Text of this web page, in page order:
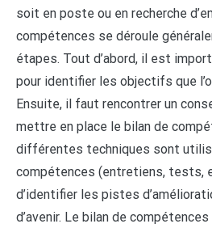
soit en poste ou en recherche
compétences se déroule
étapes. Tout d’abord, il est
pour identifier les objectifs que
Ensuite, il faut rencontrer un
mettre en place le bilan de
différentes techniques sont
compétences (entretiens, tests,
d’identifier les pistes
d’avenir. Le bilan de